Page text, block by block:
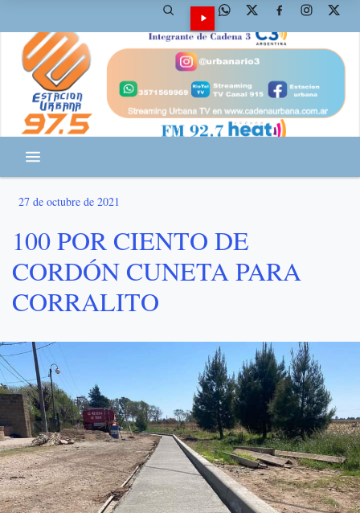
27 de octubre de 2021
100 POR CIENTO DE
CORDÓN CUNETA PARA
CORRALITO